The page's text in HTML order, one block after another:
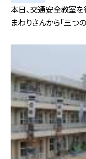
本日、交通安全教室
まわりさんから「三つ